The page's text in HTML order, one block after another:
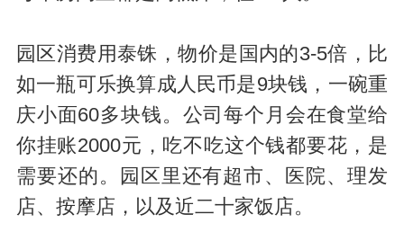
园区消费用泰铢，物价是国内的3-5倍，比
如一瓶可乐换算成人民币是9块钱，一碗重
庆小面60多块钱。公司每个月会在食堂给
你挂账2000元，吃不吃这个钱都要花，是
需要还的。园区里还有超市、医院、理发
店、按摩店，以及近二十家饭店。